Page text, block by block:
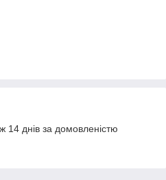
14 днів за домовленістю